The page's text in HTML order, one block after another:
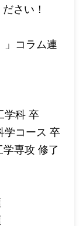
さい！
」コラム連
学科 卒
学コース 卒
専攻 修了